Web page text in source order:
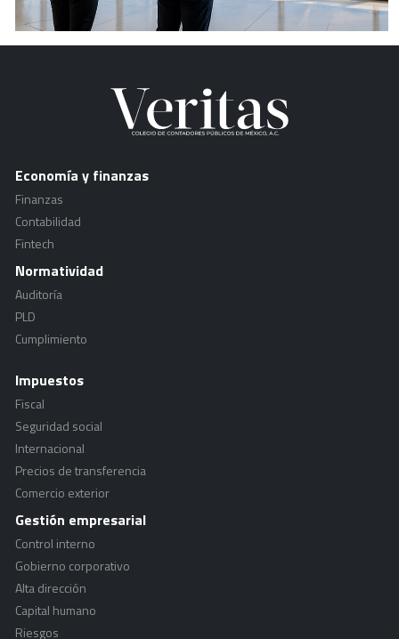
Economía y finanzas
Finanzas
Contabilidad
Fintech
Normatividad
Auditoría
PLD
Cumplimiento
Impuestos
Fiscal
Seguridad social
Internacional
Precios de transferencia
Comercio exterior
Gestión empresarial
Control interno
Gobierno corporativo
Alta dirección
Capital humano
Riesgos